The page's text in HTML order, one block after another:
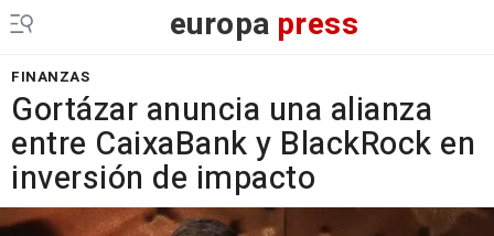
europa press
FINANZAS
Gortázar anuncia una alianza
entre CaixaBank y BlackRock en
inversión de impacto